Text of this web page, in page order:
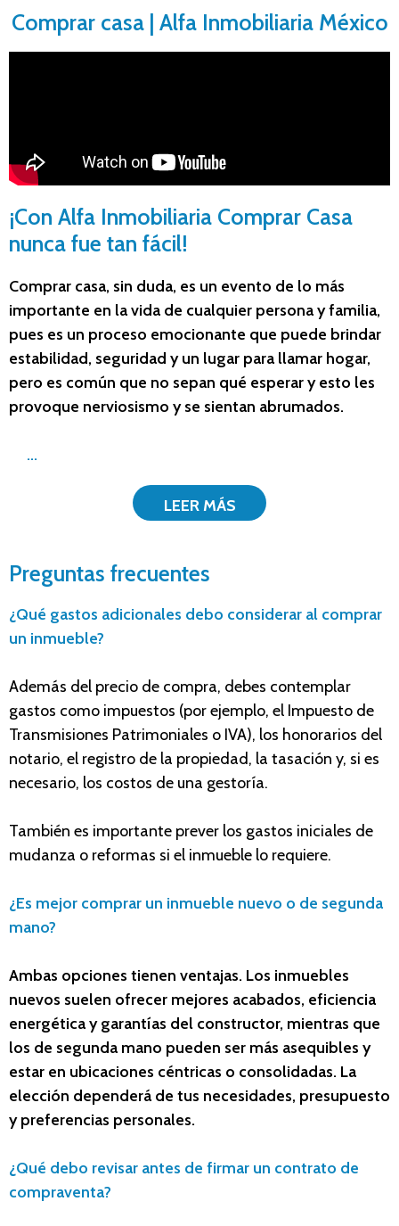
Comprar casa | Alfa Inmobiliaria México
¡Con Alfa Inmobiliaria Comprar Casa
nunca fue tan fácil!
Comprar casa, sin duda, es un evento de lo más
importante en la vida de cualquier persona y familia,
pues es un proceso emocionante que puede brindar
estabilidad, seguridad y un lugar para llamar hogar,
pero es común que no sepan qué esperar y esto les
provoque nerviosismo y se sientan abrumados.
...
LEER MÁS
Preguntas frecuentes
¿Qué gastos adicionales debo considerar al comprar
un inmueble?
Además del precio de compra, debes contemplar
gastos como impuestos (por ejemplo, el Impuesto de
Transmisiones Patrimoniales o IVA), los honorarios del
notario, el registro de la propiedad, la tasación y, si es
necesario, los costos de una gestoría.
También es importante prever los gastos iniciales de
mudanza o reformas si el inmueble lo requiere.
¿Es mejor comprar un inmueble nuevo o de segunda
mano?
Ambas opciones tienen ventajas. Los inmuebles
nuevos suelen ofrecer mejores acabados, eficiencia
energética y garantías del constructor, mientras que
los de segunda mano pueden ser más asequibles y
estar en ubicaciones céntricas o consolidadas. La
elección dependerá de tus necesidades, presupuesto
y preferencias personales.
¿Qué debo revisar antes de firmar un contrato de
compraventa?